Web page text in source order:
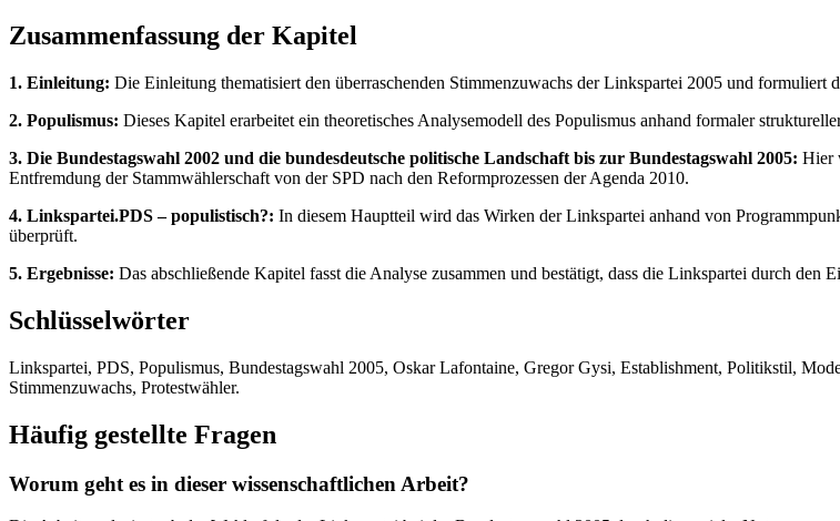
Zusammenfassung der Kapitel
1. Einleitung: Die Einleitung thematisiert den überraschenden Stimmenzuwachs der Linkspartei 2005 und
2. Populismus: Dieses Kapitel erarbeitet ein theoretisches Analysemodell des Populismus anhand formaler
3. Die Bundestagswahl 2002 und die bundesdeutsche politische Landschaft bis zur Bundestagswahl 2005: Hier
Entfremdung der Stammwählerschaft von der SPD nach den Reformprozessen der Agenda 2010.
4. Linkspartei.PDS – populistisch?: In diesem Hauptteil wird das Wirken der Linkspartei anhand von
überprüft.
5. Ergebnisse: Das abschließende Kapitel fasst die Analyse zusammen und bestätigt, dass die Linkspartei durch
Schlüsselwörter
Linkspartei, PDS, Populismus, Bundestagswahl 2005, Oskar Lafontaine, Gregor Gysi, Establishment, Politikstil,
Stimmenzuwachs, Protestwähler.
Häufig gestellte Fragen
Worum geht es in dieser wissenschaftlichen Arbeit?